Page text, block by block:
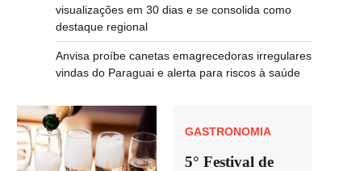
visualizações em 30 dias e se consolida como
destaque regional
Anvisa proíbe canetas emagrecedoras irregulares
vindas do Paraguai e alerta para riscos à saúde
GASTRONOMIA
5° Festival de